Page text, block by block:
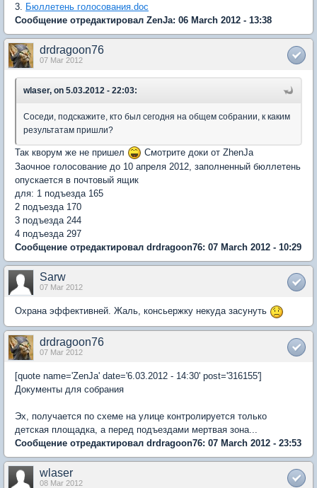
3. Бюллетень голосования.doc
Сообщение отредактировал ZenJa: 06 March 2012 - 13:38
drdragoon76
07 Mar 2012
wlaser, on 5.03.2012 - 22:03:
Соседи, подскажите, кто был сегодня на общем собрании, к каким
результатам пришли?
Так кворум же не пришел
Смотрите доки от ZhenJa
Заочное голосование до 10 апреля 2012, заполненный бюллетень
опускается в почтовый ящик
для: 1 подъезда 165
2 подъезда 170
3 подъезда 244
4 подъезда 297
Сообщение отредактировал drdragoon76: 07 March 2012 - 10:29
Sarw
07 Mar 2012
Охрана эффективней. Жаль, консьержку некуда засунуть
drdragoon76
07 Mar 2012
[quote name='ZenJa' date='6.03.2012 - 14:30' post='316155']
Документы для собрания
Эх, получается по схеме на улице контролируется только
детская площадка, а перед подъездами мертвая зона...
Сообщение отредактировал drdragoon76: 07 March 2012 - 23:53
wlaser
08 Mar 2012